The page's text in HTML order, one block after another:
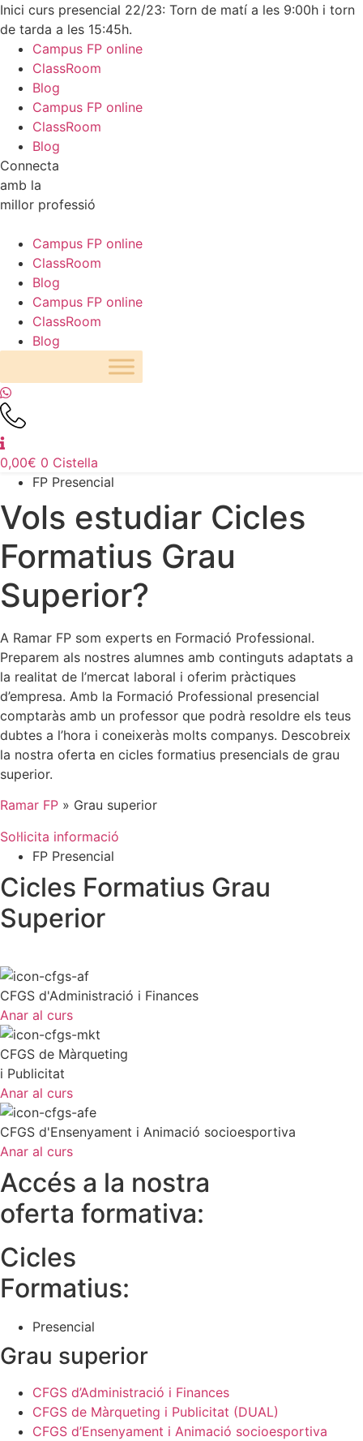
Inici curs presencial 22/23: Torn de matí a les 9:00h i torn
de tarda a les 15:45h.
Campus FP online
ClassRoom
Blog
Campus FP online
ClassRoom
Blog
Connecta
amb la
millor professió
Campus FP online
ClassRoom
Blog
Campus FP online
ClassRoom
Blog
0,00€ 0 Cistella
FP Presencial
Vols estudiar Cicles
Formatius Grau
Superior?
A Ramar FP som experts en Formació Professional.
Preparem als nostres alumnes amb continguts adaptats a
la realitat de l’mercat laboral i oferim pràctiques
d’empresa. Amb la Formació Professional presencial
comptaràs amb un professor que podrà resoldre els teus
dubtes a l’hora i coneixeràs molts companys. Descobreix
la nostra oferta en cicles formatius presencials de grau
superior.
Ramar FP » Grau superior
Sol·licita informació
FP Presencial
Cicles Formatius Grau
Superior
CFGS d'Administració i Finances
Anar al curs
CFGS de Màrqueting
i Publicitat
Anar al curs
CFGS d'Ensenyament i Animació socioesportiva
Anar al curs
Accés a la nostra
oferta formativa:
Cicles
Formatius:
Presencial
Grau superior
CFGS d’Administració i Finances
CFGS de Màrqueting i Publicitat (DUAL)
CFGS d’Ensenyament i Animació socioesportiva